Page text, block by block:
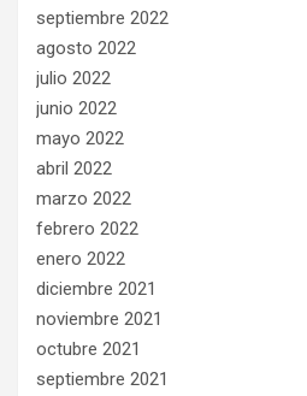
septiembre 2022
agosto 2022
julio 2022
junio 2022
mayo 2022
abril 2022
marzo 2022
febrero 2022
enero 2022
diciembre 2021
noviembre 2021
octubre 2021
septiembre 2021